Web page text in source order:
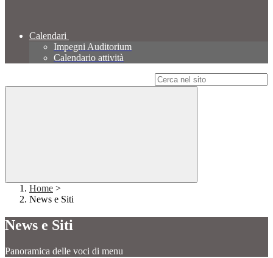
Calendari
Impegni Auditorium
Calendario attività
Home >
News e Siti
News e Siti
Panoramica delle voci di menu